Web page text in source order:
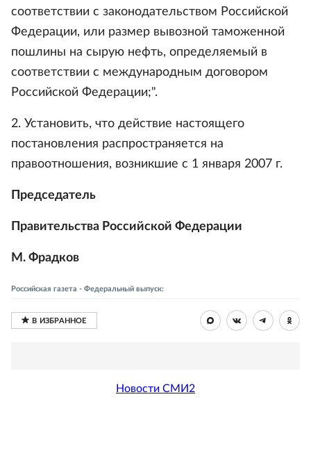
соответствии с законодательством Российской
Федерации, или размер вывозной таможенной
пошлины на сырую нефть, определяемый в
соответствии с международным договором
Российской Федерации;".
2. Установить, что действие настоящего
постановления распространяется на
правоотношения, возникшие с 1 января 2007 г.
Председатель
Правительства Российской Федерации
М. Фрадков
Российская газета - Федеральный выпуск:
Новости СМИ2